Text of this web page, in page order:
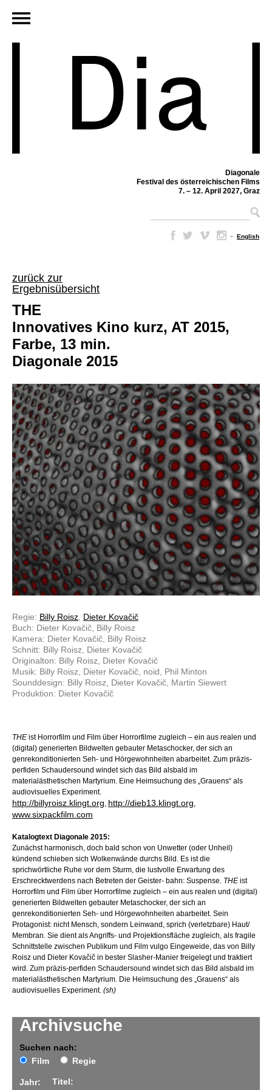
Diagonale
Festival des österreichischen Films
7. – 12. April 2027, Graz
– English
zurück zur
Ergebnisübersicht
Archivsuche
Suchen nach:
Film
Regie
Jahr: Titel:
THE
Innovatives Kino kurz, AT 2015,
Farbe, 13 min.
Diagonale 2015
Regie: Billy Roisz Dieter Kovačič
Buch: Dieter Kovačič, Billy Roisz
Kamera: Dieter Kovačič, Billy Roisz
Schnitt: Billy Roisz, Dieter Kovačič
Originalton: Billy Roisz, Dieter Kovačič
Musik: Billy Roisz, Dieter Kovačič, noid, Phil Minton
Sounddesign: Billy Roisz, Dieter Kovačič, Martin Siewert
Produktion: Dieter Kovačič
THE ist Horrorfilm und Film über Horrorfilme zugleich – ein aus realen und
(digital) generierten Bildwelten gebauter Metaschocker, der sich an
genrekonditionierten Seh- und Hörgewohnheiten abarbeitet. Zum präzis-
perfiden Schaudersound windet sich das Bild alsbald im
materialästhetischen Martyrium. Eine Heimsuchung des „Grauens“ als
audiovisuelles Experiment.
http://billyroisz.klingt.org, http://dieb13.klingt.org,
www.sixpackfilm.com
Katalogtext Diagonale 2015:
Zunächst harmonisch, doch bald schon von Unwetter (oder Unheil)
kündend schieben sich Wolkenwände durchs Bild. Es ist die
sprichwörtliche Ruhe vor dem Sturm, die lustvolle Erwartung des
Erschrecktwerdens nach Betreten der Geister- bahn: Suspense. THE ist
Horrorfilm und Film über Horrorfilme zugleich – ein aus realen und (digital)
generierten Bildwelten gebauter Metaschocker, der sich an
genrekonditionierten Seh- und Hörgewohnheiten abarbeitet. Sein
Protagonist: nicht Mensch, sondern Leinwand, sprich (verletzbare) Haut/
Membran. Sie dient als Angriffs- und Projektionsfläche zugleich, als fragile
Schnittstelle zwischen Publikum und Film vulgo Eingeweide, das von Billy
Roisz und Dieter Kovačič in bester Slasher-Manier freigelegt und traktiert
wird. Zum präzis-perfiden Schaudersound windet sich das Bild alsbald im
materialästhetischen Martyrium. Die Heimsuchung des „Grauens“ als
audiovisuelles Experiment. (sh)